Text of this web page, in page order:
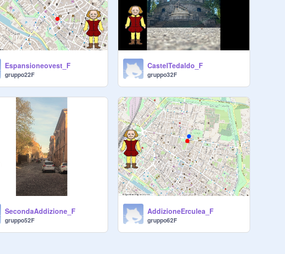
Espansioneovest_F
gruppo22F
CastelTedaldo_F
gruppo32F
SecondaAddizione_F
gruppo52F
AddizioneErculea_F
gruppo62F